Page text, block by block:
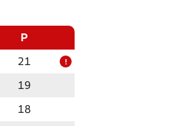
P
21 !
19
18